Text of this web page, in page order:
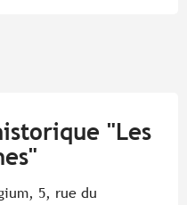
"Les
5, rue du